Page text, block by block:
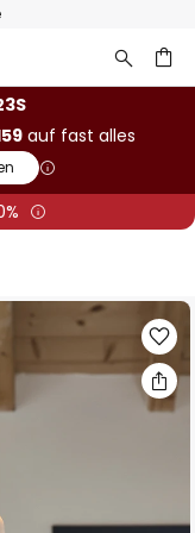
auf fast alles